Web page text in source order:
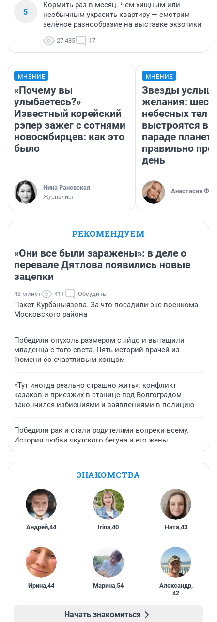
5
Кормить раз в месяц. Чем хищным или
необычным украсить квартиру — смотрим
зелёное разнообразие на выставке экзотики
27 485 17
МНЕНИЕ
«Почему вы
улыбаетесь?»
Известный корейский
рэпер зажег с сотнями
новосибирцев: как это
было
Нина Раневская
Журналист
МНЕНИЕ
Звезды
желания:
небесных тел
выстроятся в
параде планет
правильно
день
Анастасия
РЕКОМЕНДУЕМ
«Они все были заражены»: в деле о
перевале Дятлова появились новые
зацепки
48 минут 411 Обсудить
Пакет Курбаныязова. За что посадили экс-военкома
Московского района
Победили опухоль размером с яйцо и вытащили
младенца с того света. Пять историй врачей из
Тюмени со счастливым концом
«Тут иногда реально страшно жить»: конфликт
казаков и приезжих в станице под Волгоградом
закончился избиениями и заявлениями в полицию
Победили рак и стали родителями вопреки всему.
История любви якутского бегуна и его жены
ЗНАКОМСТВА
Андрей,44 Irina,40 Ната,43
Ирина,44 Марина,54 Александр,
42
Начать знакомиться